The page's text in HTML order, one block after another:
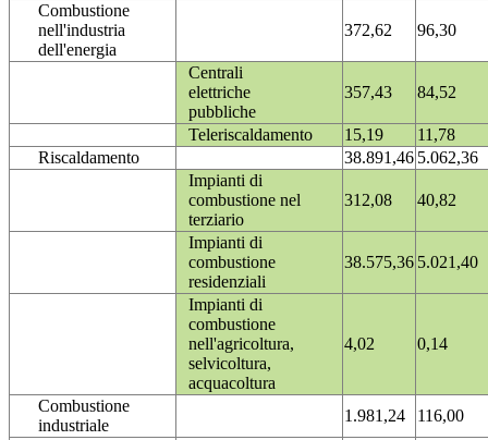
Combustione
nell'industria
dell'energia
372,62 96,30
Centrali
elettriche
pubbliche
357,43 84,52
Teleriscaldamento 15,19
11,78
Riscaldamento
38.891,46 5.062,36
Impianti di
combustione nel
terziario
312,08 40,82
Impianti di
combustione
residenziali
38.575,36 5.021,40
Impianti di
combustione
nell'agricoltura,
selvicoltura,
acquacoltura
4,02 0,14
Combustione
industriale
1.981,24
116,00